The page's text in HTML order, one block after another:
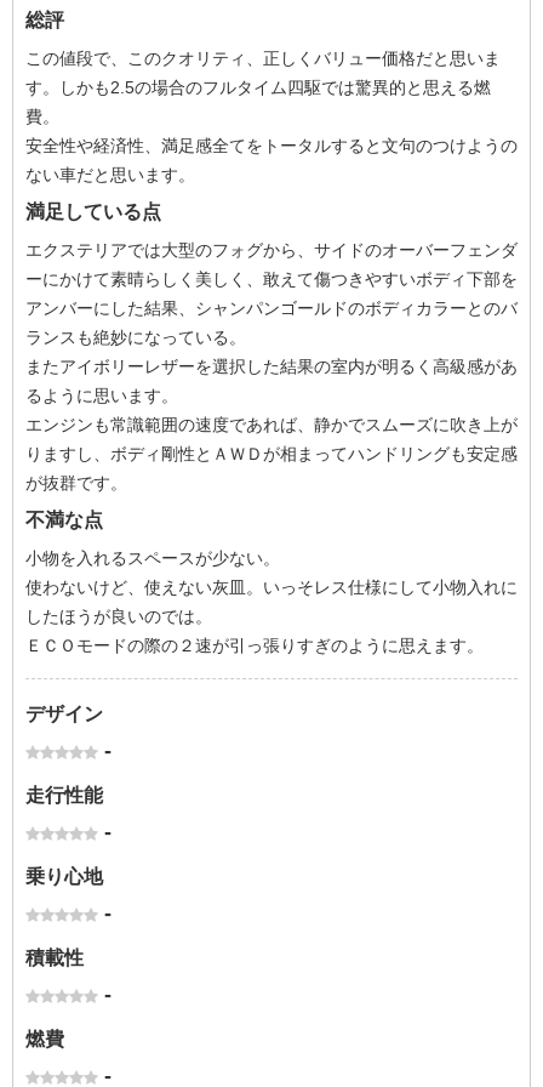
総評
この値段で、このクオリティ、正しくバリュー価格だと思いま
す。しかも2.5の場合のフルタイム四駆では驚異的と思える燃
費。
安全性や経済性、満足感全てをトータルすると文句のつけようの
ない車だと思います。
満足している点
エクステリアでは大型のフォグから、サイドのオーバーフェンダ
ーにかけて素晴らしく美しく、敢えて傷つきやすいボディ下部を
アンバーにした結果、シャンパンゴールドのボディカラーとのバ
ランスも絶妙になっている。
またアイボリーレザーを選択した結果の室内が明るく高級感があ
るように思います。
エンジンも常識範囲の速度であれば、静かでスムーズに吹き上が
りますし、ボディ剛性とＡＷＤが相まってハンドリングも安定感
が抜群です。
不満な点
小物を入れるスペースが少ない。
使わないけど、使えない灰皿。いっそレス仕様にして小物入れに
したほうが良いのでは。
ＥＣＯモードの際の２速が引っ張りすぎのように思えます。
デザイン
-
走行性能
-
乗り心地
-
積載性
-
燃費
-